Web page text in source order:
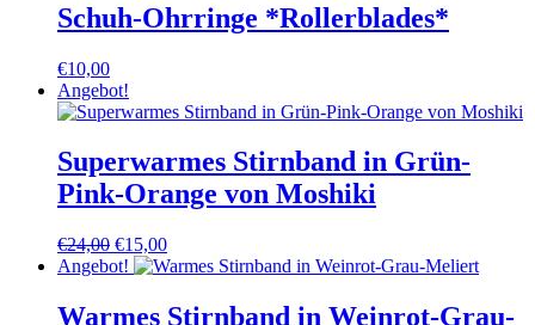
Schuh-Ohrringe *Rollerblades*
€10,00
Angebot!
Superwarmes Stirnband in Grün-
Pink-Orange von Moshiki
€24,00 Ursprünglicher
Preis
€15,00Aktueller
Preis
€15,00.
Angebot!
Warmes Stirnband in Weinrot-Grau-